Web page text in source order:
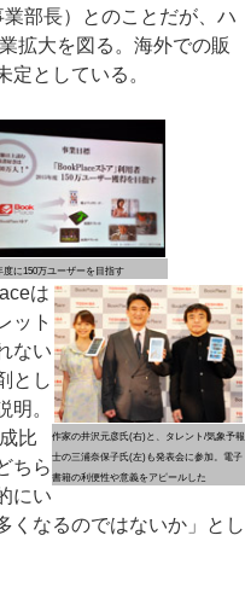
部長）とのことだが、ハ
拡大を図る。海外での販
としている。
度に150万ユーザーを目指す
作家の井沢元彦氏(右)と、タレント/気象予報
士の三浦奈保子氏(左)も発表会に参加。電子
書籍の利便性や意義をアピールした
は
ット
ない
とし
明。
比
ちら
にい
くなるのではないか」とし